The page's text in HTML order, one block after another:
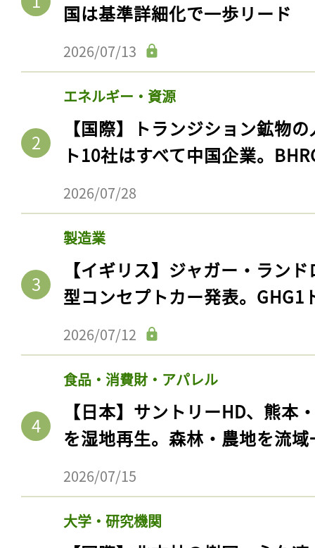
国は基準詳細化で一歩リード
2026/07/13
エネルギー・資源
【国際】トランジション鉱物
ト10社はすべて中国企業。
2026/07/28
製造業
【イギリス】ジャガー・ラン
型コンセプトカー発表。GHG1
2026/07/12
食品・消費財・アパレル
【日本】サントリーHD、熊本
を湿地再生。森林・農地を流
2026/07/15
大学・研究機関
記事をお気に入りに
ログインが必
ログイン